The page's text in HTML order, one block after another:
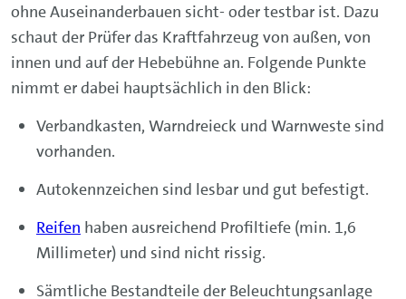
ohne Auseinanderbauen sicht- oder testbar ist. Dazu
schaut der Prüfer das Kraftfahrzeug von außen, von
innen und auf der Hebebühne an. Folgende Punkte
nimmt er dabei hauptsächlich in den Blick:
Verbandkasten, Warndreieck und Warnweste sind
vorhanden.
Autokennzeichen sind lesbar und gut befestigt.
Reifen haben ausreichend Profiltiefe (min. 1,6
Millimeter) und sind nicht rissig.
Sämtliche Bestandteile der Beleuchtungsanlage